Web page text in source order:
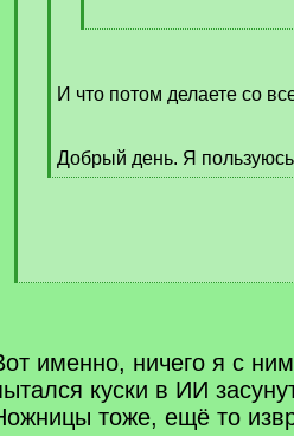
[
]
И что потом делаете со
Добрый день. Я
[
[
именно, ничего я с
куски в ИИ
тоже, ещё то